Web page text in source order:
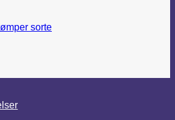
sorte